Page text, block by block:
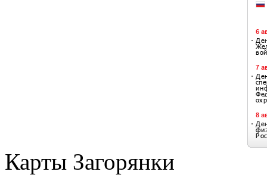
Карты Загорянки